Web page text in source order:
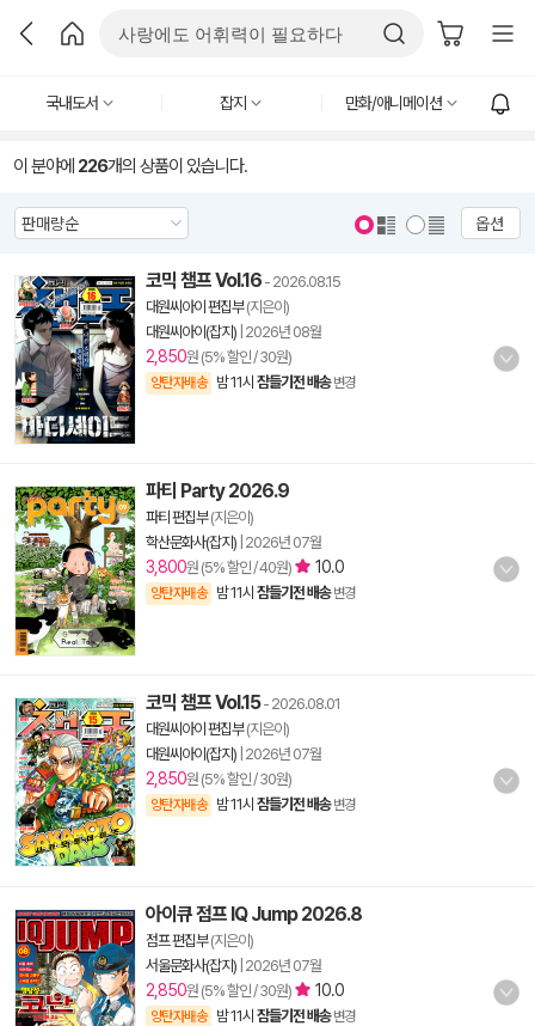
국내도서 잡지 만화/애니메이션
이 분야에 226개의 상품이 있습니다.
옵션
코믹 챔프 Vol.16 - 2026.08.15
대원씨아이 편집부(지은이)
대원씨아이(잡지) 2026년 08월
2,850원 (5% 할인 / 30원)
양탄자배송 밤 11시 잠들기전 배송 변경
파티 Party 2026.9
파티 편집부(지은이)
학산문화사(잡지) 2026년 07월
3,800원 (5% 할인 / 40원) 10.0
양탄자배송 밤 11시 잠들기전 배송 변경
코믹 챔프 Vol.15- 2026.08.01
대원씨아이 편집부(지은이)
대원씨아이(잡지) 2026년 07월
2,850원 (5% 할인 / 30원)
양탄자배송 밤 11시 잠들기전 배송 변경
아이큐 점프 IQ Jump 2026.8
점프 편집부(지은이)
서울문화사(잡지) 2026년 07월
2,850원 (5% 할인 / 30원) 10.0
양탄자배송 밤 11시 잠들기전 배송 변경